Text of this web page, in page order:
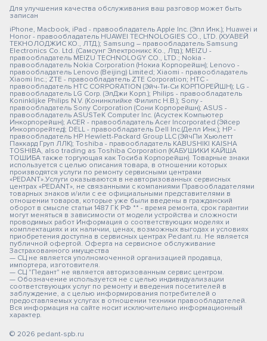
Для улучшения качества обслуживания ваш разговор может быть
записан
iPhone, Macbook, iPad - правообладатель Apple Inc. (Эпл Инк.); Huawei и
Honor - правообладатель HUAWEI TECHNOLOGIES CO., LTD. (ХУАВЕЙ
ТЕКНОЛОДЖИС КО., ЛТД.); Samsung – правообладатель Samsung
Electronics Co. Ltd. (Самсунг Электроникс Ко., Лтд.); MEIZU -
правообладатель MEIZU TECHNOLOGY CO., LTD.; Nokia -
правообладатель Nokia Corporation (Нокиа Корпорейшн); Lenovo -
правообладатель Lenovo (Beijing) Limited; Xiaomi - правообладатель
Xiaomi Inc.; ZTE - правообладатель ZTE Corporation; HTC -
правообладатель HTC CORPORATION (Эйч-Ти-Си КОРПОРЕЙШН); LG -
правообладатель LG Corp. (ЭлДжи Корп.); Philips - правообладатель
Koninklijke Philips N.V. (Конинклийке Филипс Н.В.); Sony -
правообладатель Sony Corporation (Сони Корпорейшн); ASUS -
правообладатель ASUSTeK Computer Inc. (Асустек Компьютер
Инкорпорейшн); ACER - правообладатель Acer Incorporated (Эйсер
Инкорпорейтед); DELL - правообладатель Dell Inc.(Делл Инк.); HP -
правообладатель HP Hewlett-Packard Group LLC (ЭйчПи Хьюлетт
Паккард Груп ЛЛК); Toshiba - правообладатель KABUSHIKI KAISHA
TOSHIBA, also trading as Toshiba Corporation (КАБУШИКИ КАЙША
ТОШИБА также торгующая как Тосиба Корпорейшн). Товарные знаки
используется с целью описания товара, в отношении которых
производятся услуги по ремонту сервисными центрами
«PEDANT».Услуги оказываются в неавторизованных сервисных
центрах «PEDANT», не связанными с компаниями Правообладателями
товарных знаков и/или с ее официальными представителями в
отношении товаров, которые уже были введены в гражданский
оборот в смысле статьи 1487 ГК РФ ** - время ремонта, срок гарантии
могут меняться в зависимости от модели устройства и сложности
проводимых работ Информация о соответствующих моделях и
комплектациях и их наличии, ценах, возможных выгодах и условиях
приобретения доступна в сервисных центрах Pedant.ru. Не является
публичной офертой. Оферта на сервисное обслуживание
Застрахованного имущества
— СЦ не является уполномоченной организацией продавца,
импортера, изготовителя.
— СЦ "Педант" не является авторизованным сервис центром.
— Обозначение используется не с целью индивидуализации
соответствующих услуг по ремонту и введения посетителей в
заблуждение, а с целью информирования потребителей о
предоставляемых услугах в отношении техники правообладателей.
Вся информация на сайте носит исключительно информационный
характер.
© 2026 pedant-spb.ru